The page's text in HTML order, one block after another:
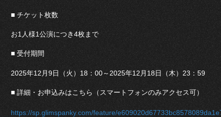
■ チケット枚数
お1人様1公演につき4枚まで
■ 受付期間
2025年12月9日（火）18：00～2025年12月18日（木）23：59
■ 詳細・お申込みはこちら（スマートフォンのみアクセス可）
https://sp.glimspanky.com/feature/